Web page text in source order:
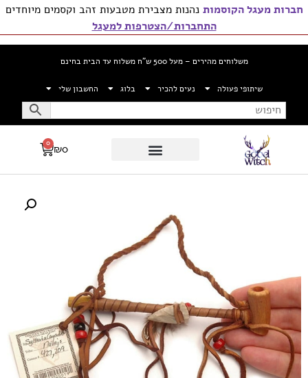
חברות מעגל הקוסמות נהנות מצבירת מטבעות זהב וקסמים מיוחדים
התחברות/הצטרפות למעגל
משלוחים מהירים – מעל 500 ש”ח משלוח עד הבית בחינם
שיתופי פעולה נעים להכיר בלוג החשבון שלי
₪0
0